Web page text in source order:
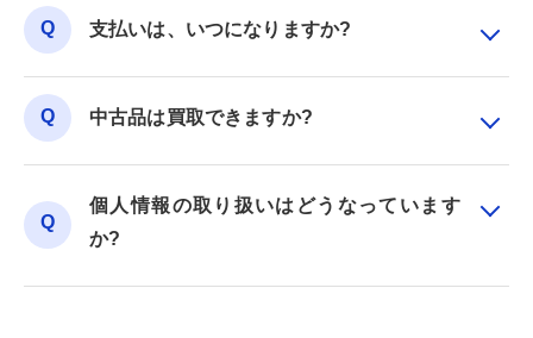
支払いは、いつになりますか?
中古品は買取できますか?
個人情報の取り扱いはどうなっています
か?